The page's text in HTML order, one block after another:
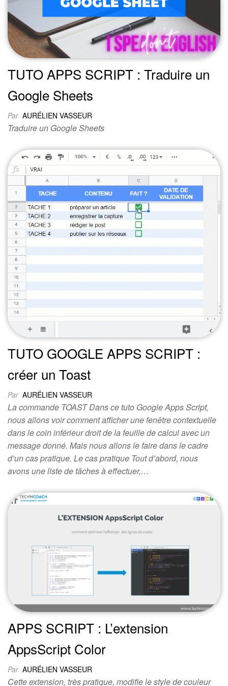
TUTO APPS SCRIPT : Traduire un
Google Sheets
Par AURÉLIEN VASSEUR
Traduire un Google Sheets
TUTO GOOGLE APPS SCRIPT :
créer un Toast
Par AURÉLIEN VASSEUR
La commande TOAST Dans ce tuto Google Apps Script,
nous allons voir comment afficher une fenêtre contextuelle
dans le coin inférieur droit de la feuille de calcul avec un
message donné. Mais nous allons le faire dans le cadre
d’un cas pratique. Le cas pratique Tout d’abord, nous
avons une liste de tâches à effectuer,…
APPS SCRIPT : L’extension
AppsScript Color
Par AURÉLIEN VASSEUR
Cette extension, très pratique, modifie le style de couleur